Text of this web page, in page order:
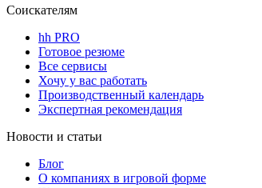
Соискателям
hh PRO
Готовое резюме
Все сервисы
Хочу у вас работать
Производственный календарь
Экспертная рекомендация
Новости и статьи
Блог
О компаниях в игровой форме